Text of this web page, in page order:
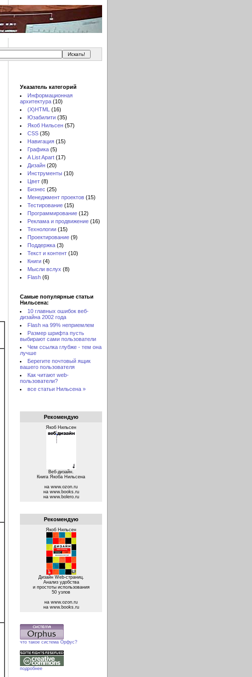
Указатель категорий
Информационная
архитектура (10)
(X)HTML
(16)
Юзабилити (35)
Якоб Нильсен (57)
CSS (35)
Навигация (15)
Графика (5)
A List Apart (17)
Дизайн (20)
Инструменты (10)
Цвет (8)
Бизнес (25)
Менеджмент проектов (15)
Тестирование (15)
Программирование (12)
Реклама и продвижение (16)
Технологии (15)
Проектирование (9)
Поддержка (3)
Текст и контент (10)
Книги (4)
Мысли вслух (8)
Flash (6)
Самые популярные статьи
Нильсена:
10 главных ошибок веб-
дизайна 2002 года
Flash на 99% неприемлем
Размер шрифта пусть
выбирают сами пользователи
Чем ссылка глубже - тем она
лучше
Берегите почтовый ящик
вашего пользователя
Как читают web-
пользователи?
все статьи Нильсена »
Рекомендую
Якоб Нильсен
Веб-дизайн.
Книга Якоба Нильсена
на www.ozon.ru
на www.books.ru
на www.bolero.ru
Рекомендую
Якоб Нильсен
Дизайн Web-страниц.
Анализ удобства
и простоты использования
50 узлов
на www.ozon.ru
на www.books.ru
что такое система Орфус?
подробнее